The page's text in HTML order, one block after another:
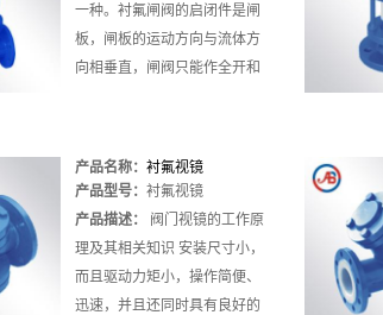
一种。衬氟闸阀的启闭件是闸
板，闸板的运动方向与流体方
向相垂直，闸阀只能作全开和
产品名称： 衬氟视镜
产品型号： 衬氟视镜
产品描述：
阀门视镜的工作原
理及其相关知识 安装尺寸小，
而且驱动力矩小，操作简便、
迅速，并且还同时具有良好的